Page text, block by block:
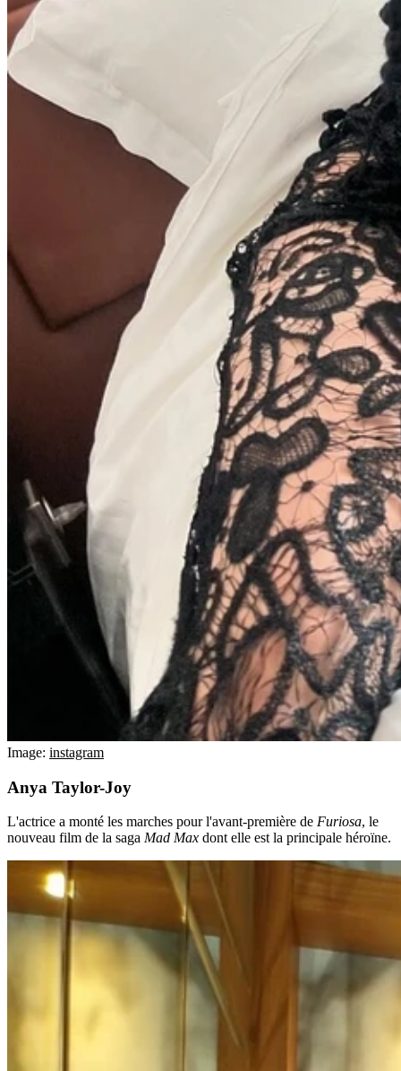
Image: instagram
Anya Taylor-Joy
L'actrice a monté les marches pour l'avant-première de Furiosa, le
nouveau film de la saga Mad Max dont elle est la principale héroïne.